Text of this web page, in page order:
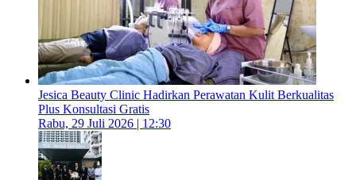
Jesica Beauty Clinic Hadirkan Perawatan Kulit Berkualitas
Plus Konsultasi Gratis
Rabu, 29 Juli 2026 | 12:30